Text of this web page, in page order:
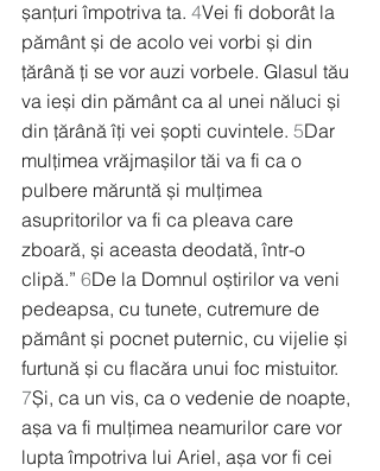
șanțuri împotriva ta. 4Vei fi doborât la
pământ și de acolo vei vorbi și din
țărână ți se vor auzi vorbele. Glasul tău
va ieși din pământ ca al unei năluci și
din țărână îți vei șopti cuvintele. 5Dar
mulțimea vrăjmașilor tăi va fi ca o
pulbere măruntă și mulțimea
asupritorilor va fi ca pleava care
zboară, și aceasta deodată, într-o
clipă.” 6De la Domnul oștirilor va veni
pedeapsa, cu tunete, cutremure de
pământ și pocnet puternic, cu vijelie și
furtună și cu flacăra unui foc mistuitor.
7Și, ca un vis, ca o vedenie de noapte,
așa va fi mulțimea neamurilor care vor
lupta împotriva lui Ariel, așa vor fi cei